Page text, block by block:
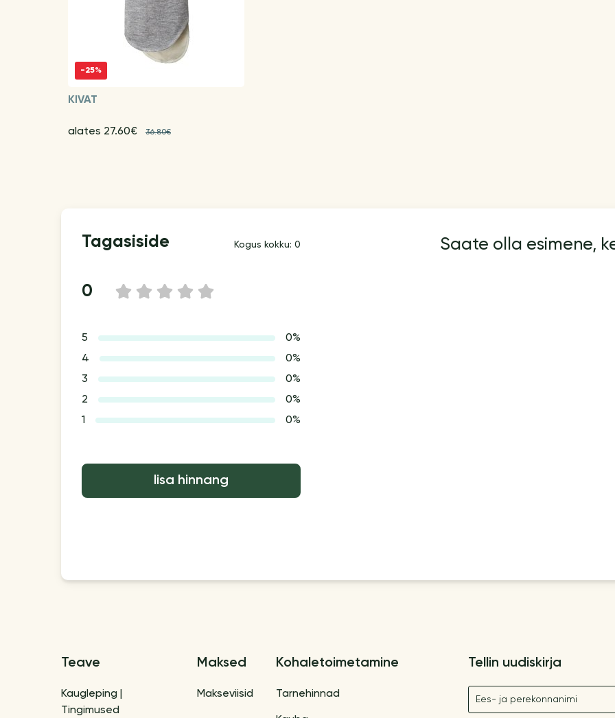
-25%
KIVAT
alates 27.60€ 36.80€
Tagasiside Kogus kokku: 0
0 5
4
3
2
1
5
0%
4
0%
3
0%
2
0%
1
0%
lisa hinnang
Saate olla esimene,
Teave
Kaugleping |
Tingimused
Maksed
Makseviisid
Kohaletoimetamine
Tarnehinnad
Tellin uudiskirja
Nimetus